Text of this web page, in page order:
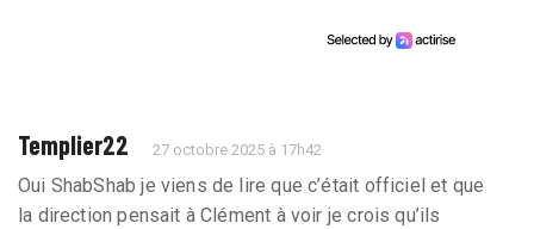
Templier22 27 octobre 2025 à 17h42
Oui ShabShab je viens de lire que c’était officiel et que
la direction pensait à Clément à voir je crois qu’ils